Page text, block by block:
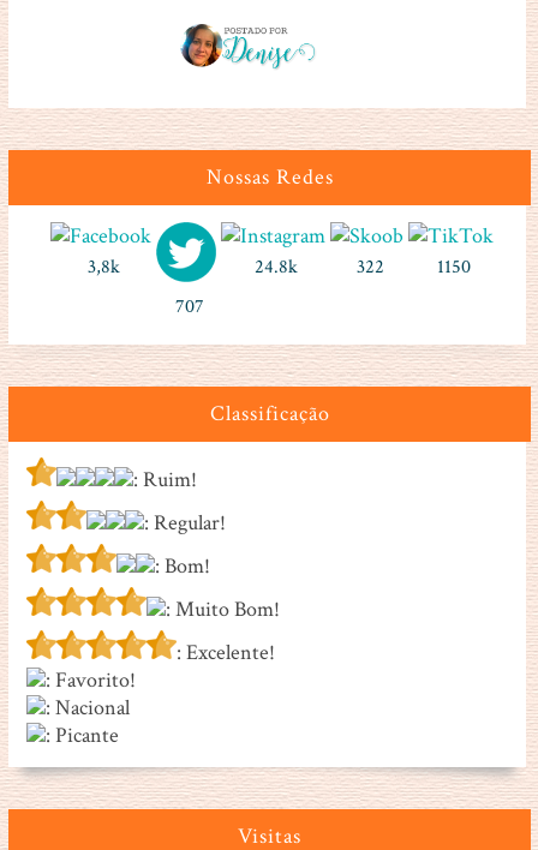
Nossas Redes
3,8k
707
24.8k 322 1150
Classificação
: Ruim!
: Regular!
: Bom!
: Muito Bom!
: Excelente!
: Favorito!
: Nacional
: Picante
Visitas